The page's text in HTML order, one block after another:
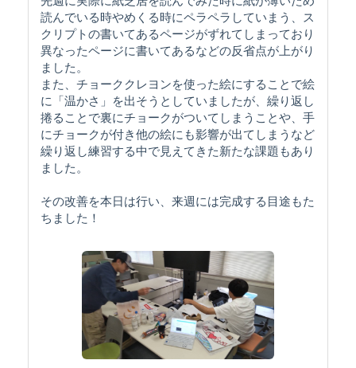
読んでいる時やめくる時にペラペラしていまう、ス
クリプトの書いてあるページがずれてしまっており
異なったページに書いてあるなどの反省点が上がり
ました。
また、チョーククレヨンを使った絵にすることで絵
に「温かさ」を出そうとしていましたが、繰り返し
捲ることで裏にチョークがついてしまうことや、手
にチョークが付き他の絵にも影響が出てしまうなど
繰り返し練習する中で見えてきた新たな課題もあり
ました。
その改善を本日は行い、来週には完成する目途もた
ちました！